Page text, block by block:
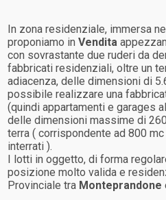
In zona residenziale, immersa
proponiamo inVendita
con sovrastante due ruderi da
fabbricati residenziali, oltre un
adiacenza, delle dimensioni di
possibile realizzare una
(quindi appartamenti e garages
delle dimensioni massime di
terra ( corrispondente ad 800
interrati ).
I lotti in oggetto, di forma
posizione molto valida e
Provinciale tra Monteprandone